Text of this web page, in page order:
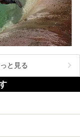
と見る